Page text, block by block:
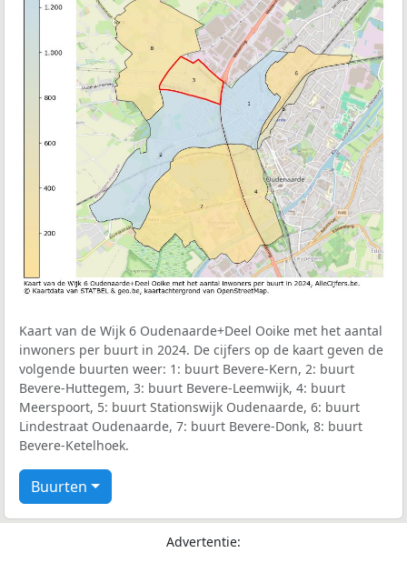
Kaart van de Wijk 6 Oudenaarde+Deel Ooike met het aantal
inwoners per buurt in 2024. De cijfers op de kaart geven de
volgende buurten weer: 1: buurt Bevere-Kern, 2: buurt
Bevere-Huttegem, 3: buurt Bevere-Leemwijk, 4: buurt
Meerspoort, 5: buurt Stationswijk Oudenaarde, 6: buurt
Lindestraat Oudenaarde, 7: buurt Bevere-Donk, 8: buurt
Bevere-Ketelhoek.
Buurten
Advertentie: